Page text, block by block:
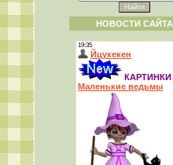
НОВОСТИ САЙТА